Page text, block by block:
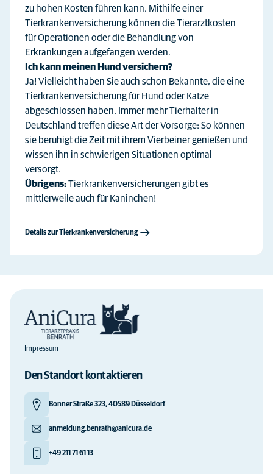
zu hohen Kosten führen kann. Mithilfe einer
Tierkrankenversicherung können die Tierarztkosten
für Operationen oder die Behandlung von
Erkrankungen aufgefangen werden.
Ich kann meinen Hund versichern?
Ja! Vielleicht haben Sie auch schon Bekannte, die eine
Tierkrankenversicherung für Hund oder Katze
abgeschlossen haben. Immer mehr Tierhalter in
Deutschland treffen diese Art der Vorsorge: So können
sie beruhigt die Zeit mit ihrem Vierbeiner genießen und
wissen ihn in schwierigen Situationen optimal
versorgt.
Übrigens:Tierkrankenversicherungen gibt es
mittlerweile auch für Kaninchen!
Details zur Tierkrankenversicherung
Impressum
Den Standort kontaktieren
Bonner Straße 323, 40589 Düsseldorf
anmeldung.benrath@anicura.de
+49 211 71 61 13